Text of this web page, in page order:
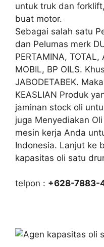
untuk truk dan
buat motor.
Sebagai salah satu
dan Pelumas merk
PERTAMINA, TOTAL,
MOBIL, BP OILS.
JABODETABEK.
KEASLIAN Produk
jaminan stock oli
juga Menyediakan
mesin kerja Anda
Indonesia. Lanjut ke
kapasitas oli satu
telpon : +628-7883-